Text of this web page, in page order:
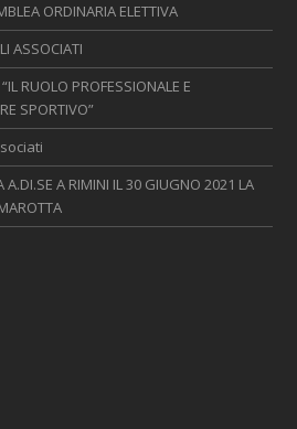
ORDINARIA ELETTIVA
ASSOCIATI
RUOLO PROFESSIONALE E
SPORTIVO”
A.DI.SE A RIMINI IL 30 GIUGNO 2021 LA